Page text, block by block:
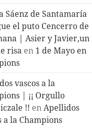
Sáenz de Santamaría
el puto Cencerro de
| Asier y Javier,un
risa en 1 de Mayo en
vascos a la
| ¡¡ Orgullo
!! enApellidos
a la Champions